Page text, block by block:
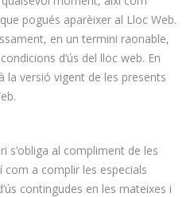
pogués aparèixer al Lloc Web.
en un termini raonable,
d’ús del lloc web. En
la versió vigent de les presents
s’obliga al compliment de les
com a complir les especials
contingudes en les mateixes i